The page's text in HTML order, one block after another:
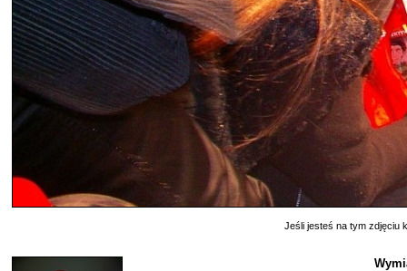
Jeśli jesteś na tym zdjęciu